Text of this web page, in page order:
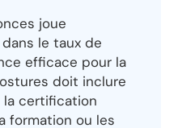
joue
le taux de
efficace pour la
doit inclure
certification
formation ou les